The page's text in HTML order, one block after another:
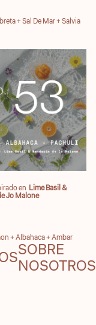
+ Sal De Mar + Salvia
en Lime Basil &
Jo Malone
+ Albahaca + Ambar
SOBRE
NOSOTROS